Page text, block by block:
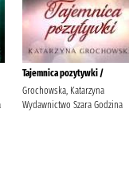
Tajemnica pozytywki /
Grochowska, Katarzyna
Wydawnictwo Szara Godzina